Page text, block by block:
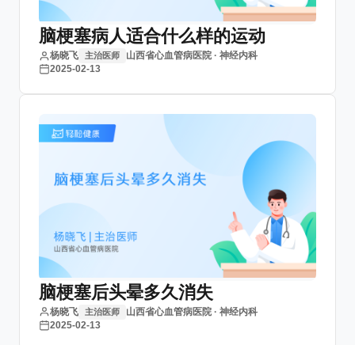
脑梗塞病人适合什么样的运动
杨晓飞 主治医师
山西省心血管病医院 · 神经内科
2025-02-13
脑梗塞后头晕多久消失
杨晓飞 主治医师
山西省心血管病医院 · 神经内科
2025-02-13